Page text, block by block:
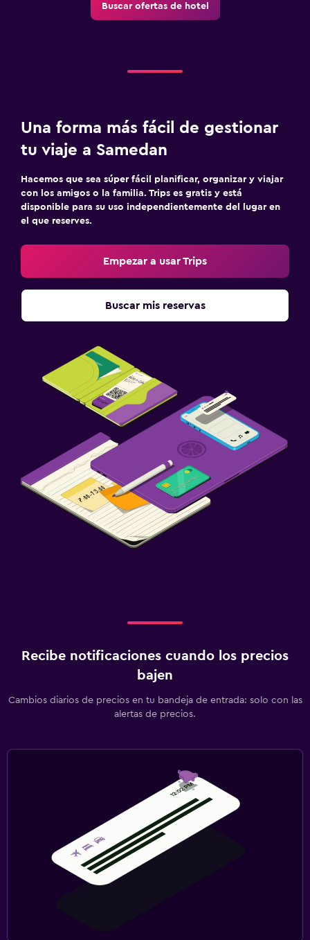
Máquina expendedora (bebidas)
Armario o clóset
Salud y seguridad
Limpieza diaria
Cámaras CCTV en zonas comunes
Cámaras CCTV en el exterior
Estacionamiento
Estacionamiento privado
Servicio de traslado (cargo adicional)
Lavandería
Servicio de planchado
Servicios de lavandería/tintorería
Aerobics
Escritorio
Buscar ofertas de hotel
Una forma más fácil de gestionar
tu viaje a Samedan
Hacemos que sea súper fácil planificar, organizar y viajar
con los amigos o la familia. Trips es gratis y está
disponible para su uso independientemente del lugar en
el que reserves.
Empezar a usar Trips
Buscar mis reservas
Recibe notificaciones cuando los precios
bajen
Cambios diarios de precios en tu bandeja de entrada: solo con las
alertas de precios.